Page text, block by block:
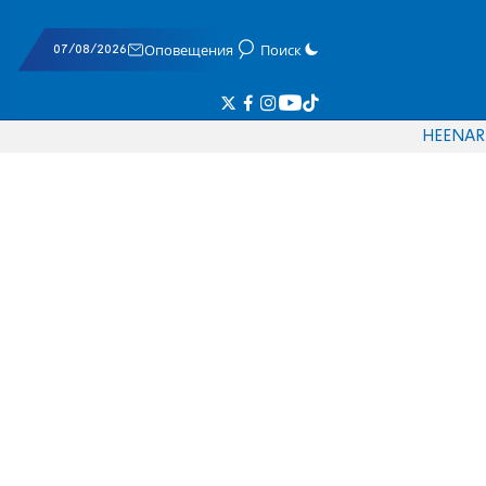
07/08/2026 Оповещения Поиск
HEENAR